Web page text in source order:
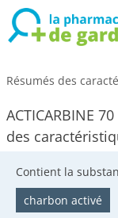
Résumés des
ACTICARBINE
des
Contient la
charbon activé